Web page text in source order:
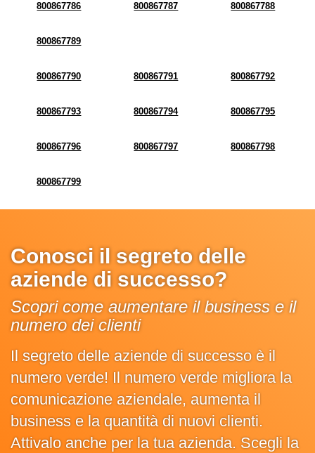
800867786 800867787 800867788
800867789
800867790 800867791 800867792
800867793 800867794 800867795
800867796 800867797 800867798
800867799
Conosci il segreto delle
aziende di successo?
Scopri come aumentare il business e il
numero dei clienti
Il segreto delle aziende di successo è il
numero verde! Il numero verde migliora la
comunicazione aziendale, aumenta il
business e la quantità di nuovi clienti.
Attivalo anche per la tua azienda. Scegli la